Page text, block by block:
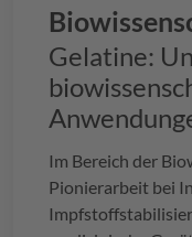
Gelatine:
Im Bereich der
Pionierarbeit bei